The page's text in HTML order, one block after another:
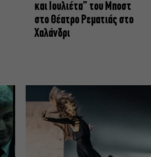
και Ιουλιέτα” του Μποστ
στο Θέατρο Ρεματιάς στο
Χαλάνδρι